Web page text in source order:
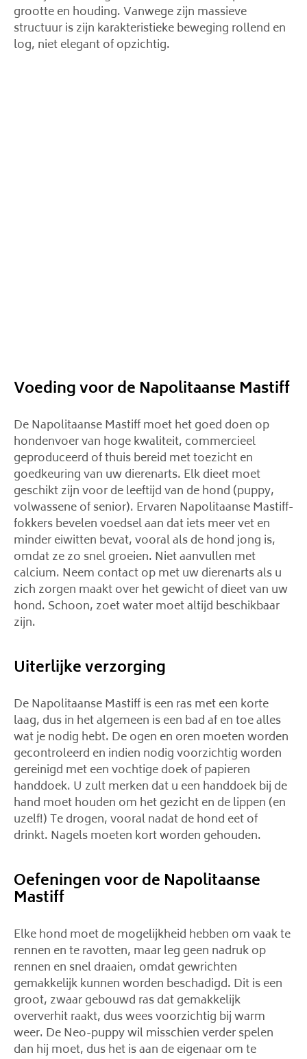
grootte en houding. Vanwege zijn massieve
structuur is zijn karakteristieke beweging rollend en
log, niet elegant of opzichtig.
Voeding voor de Napolitaanse Mastiff
De Napolitaanse Mastiff moet het goed doen op
hondenvoer van hoge kwaliteit, commercieel
geproduceerd of thuis bereid met toezicht en
goedkeuring van uw dierenarts. Elk dieet moet
geschikt zijn voor de leeftijd van de hond (puppy,
volwassene of senior). Ervaren Napolitaanse Mastiff-
fokkers bevelen voedsel aan dat iets meer vet en
minder eiwitten bevat, vooral als de hond jong is,
omdat ze zo snel groeien. Niet aanvullen met
calcium. Neem contact op met uw dierenarts als u
zich zorgen maakt over het gewicht of dieet van uw
hond. Schoon, zoet water moet altijd beschikbaar
zijn.
Uiterlijke verzorging
De Napolitaanse Mastiff is een ras met een korte
laag, dus in het algemeen is een bad af en toe alles
wat je nodig hebt. De ogen en oren moeten worden
gecontroleerd en indien nodig voorzichtig worden
gereinigd met een vochtige doek of papieren
handdoek. U zult merken dat u een handdoek bij de
hand moet houden om het gezicht en de lippen (en
uzelf!) Te drogen, vooral nadat de hond eet of
drinkt. Nagels moeten kort worden gehouden.
Oefeningen voor de Napolitaanse
Mastiff
Elke hond moet de mogelijkheid hebben om vaak te
rennen en te ravotten, maar leg geen nadruk op
rennen en snel draaien, omdat gewrichten
gemakkelijk kunnen worden beschadigd. Dit is een
groot, zwaar gebouwd ras dat gemakkelijk
oververhit raakt, dus wees voorzichtig bij warm
weer. De Neo-puppy wil misschien verder spelen
dan hij moet, dus het is aan de eigenaar om te